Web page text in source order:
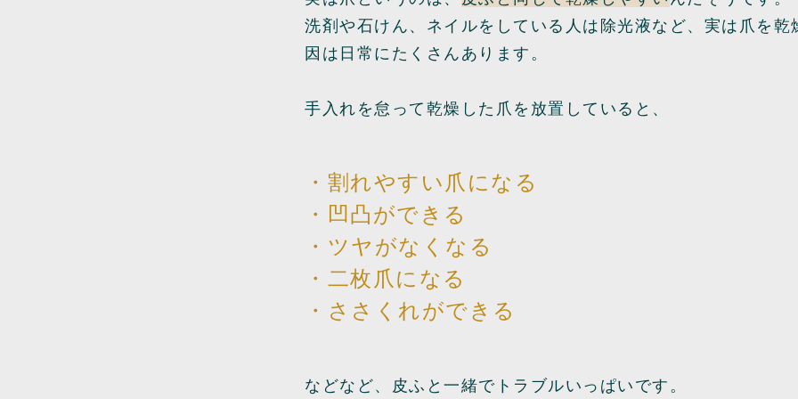
洗剤や石けん、ネイルをしている人は除光液など、実は爪を乾
因は日常にたくさんあります。
手入れを怠って乾燥した爪を放置していると、
・割れやすい爪になる
・凹凸ができる
・ツヤがなくなる
・二枚爪になる
・ささくれができる
などなど、皮ふと一緒でトラブルいっぱいです。